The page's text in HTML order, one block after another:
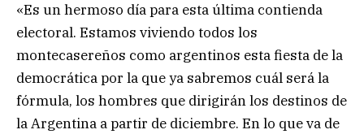
«Es un hermoso día para esta última contienda
electoral. Estamos viviendo todos los
montecasereños como argentinos esta fiesta de la
democrática por la que ya sabremos cuál será la
fórmula, los hombres que dirigirán los destinos de
la Argentina a partir de diciembre. En lo que va de